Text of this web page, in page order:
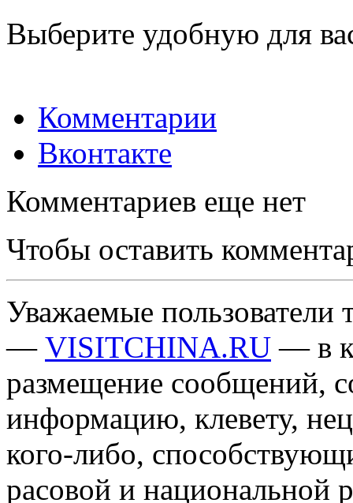
Выберите удобную для
Комментарии
Вконтакте
Комментариев еще нет
Чтобы оставить
Уважаемые пользователи
— VISITCHINA.RU — в
размещение сообщений,
информацию, клевету,
кого-либо,
расовой и национальной